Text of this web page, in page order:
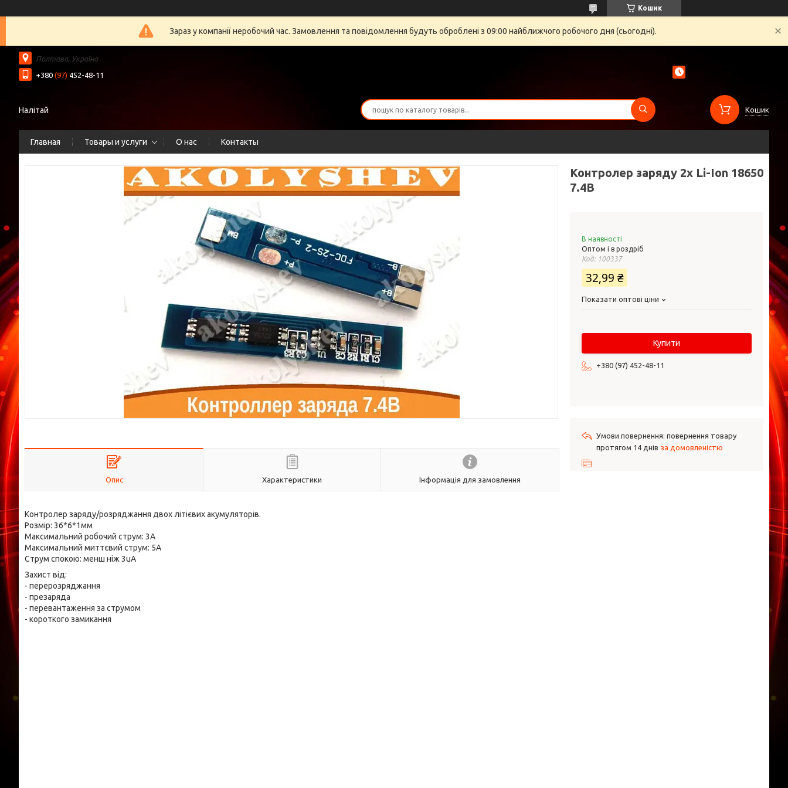
Кошик
Зараз у компанії неробочий час. Замовлення та повідомлення будуть оброблені з 09:00 найближчого робочого дня (сьогодні).
Полтава, Україна
+380 (97) 452-48-11
Налітай Кошик
Главная Товары и услуги О нас Контакты
Опис Характеристики Інформація для замовлення
Контролер заряду/розряджання двох літієвих акумуляторів.
Розмір: 36*6*1мм
Максимальний робочий струм: 3А
Максимальний миттєвий струм: 5А
Струм спокою: менш ніж 3uA
Захист від:
- перерозряджання
- презаряда
- перевантаження за струмом
- короткого замикання
Контролер заряду 2х Li-Ion 18650
7.4В
В наявності
Оптом і в роздріб
Код: 100337
32,99 ₴
Показати оптові ціни
Купити
+380 (97) 452-48-11
повернення товару
протягом 14 днів за домовленістю